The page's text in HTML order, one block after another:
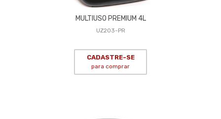
MULTIUSO PREMIUM 4L
UZ203-PR
CADASTRE-SE
para comprar